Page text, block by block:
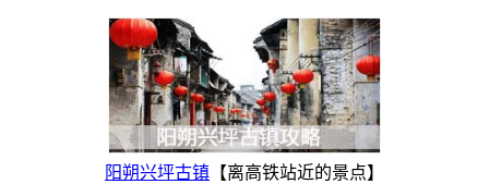
阳朔兴坪古镇 【离高铁站近的景点】